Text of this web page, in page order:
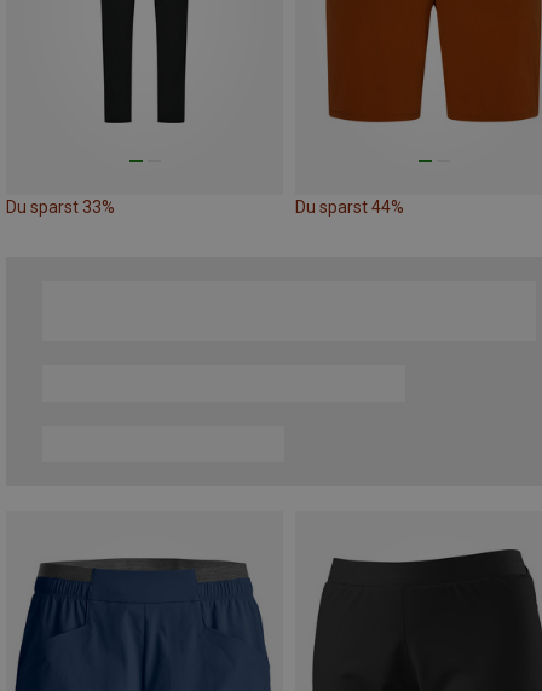
Du sparst 33% Du sparst 44%